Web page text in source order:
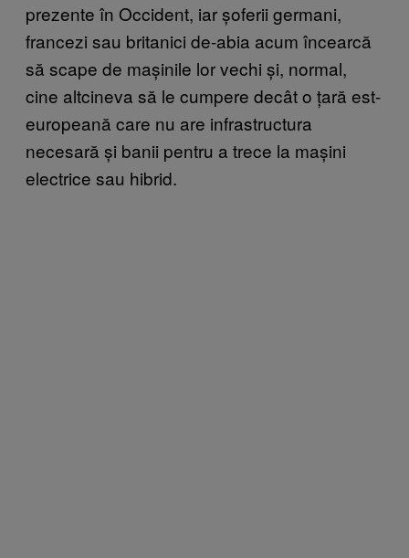
prezente în Occident, iar șoferii germani,
francezi sau britanici de-abia acum încearcă
să scape de mașinile lor vechi și, normal,
cine altcineva să le cumpere decât o țară est-
europeană care nu are infrastructura
necesară și banii pentru a trece la mașini
electrice sau hibrid.